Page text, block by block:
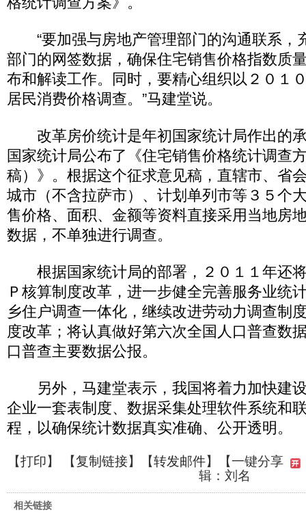
“要加强与房地产管理部门的沟通联系，
部门的网签数据，确保住宅销售价格指数质
布和解读工作。同时，要精心组织以２０１
居民消费价格调查。”马建堂说。
改革房价统计是年初国家统计局作出的
国家统计局公布了《住宅销售价格统计调查
稿）》。根据这个征求意见稿，直辖市、省
城市（不含拉萨市）、计划单列市等３５个
售价格、面积、金额等资料直接采用当地房
数据，不单独进行调查。
根据国家统计局的部署，２０１１年还
Ｐ核算制度改革，进一步健全完善服务业统
乡住户调查一体化，继续改进劳动力调查制
度改革；将认真做好第六次全国人口普查数
口普查主要数据公报。
另外，马建堂表示，我国将着力加快建
企业一套表制度、数据采集处理软件系统和
程，以确保统计数据真实准确、公开透明。
【打印】 【复制链接】【转发邮件】
【一键分享
辑：刘名
相关链接